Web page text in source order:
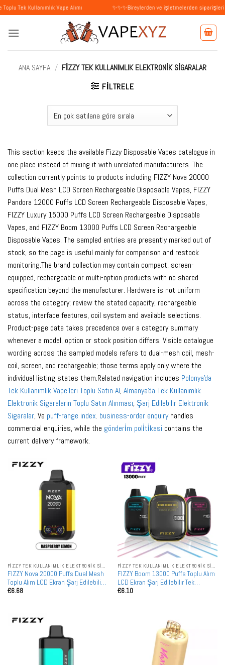
İçeriğe
atla
Kullanımlık Vape Alımı ✨✨✨Bireylerden ve işletmelerden siparişleri kabul
ANA SAYFA / FIZZY TEK KULLANIMLIK ELEKTRONIK SIGARALAR
FILTRELE
This section keeps the available Fizzy Disposable Vapes catalogue in
one place instead of mixing it with unrelated manufacturers. The
collection currently points to products including FIZZY Nova 20000
Puffs Dual Mesh LCD Screen Rechargeable Disposable Vapes, FIZZY
Pandora 12000 Puffs LCD Screen Rechargeable Disposable Vapes,
FIZZY Luxury 15000 Puffs LCD Screen Rechargeable Disposable
Vapes, and FIZZY Boom 13000 Puffs LCD Screen Rechargeable
Disposable Vapes. The sampled entries are presently marked out of
stock, so the page is useful mainly for comparison and restock
monitoring.The brand collection may contain compact, screen-
equipped, rechargeable or multi-option products with no shared
specification beyond the manufacturer. Hardware is not uniform
across the category; review the stated capacity, rechargeable
status, interface features, coil system and available selections.
Product-page data takes precedence over a category summary
whenever a model, option or stock position differs. Visible catalogue
wording across the sampled models refers to dual-mesh coil, mesh-
coil, screen, and rechargeable; those terms apply only where the
individual listing states them.Related navigation includes Polonya'da
Tek Kullanımlık Vape'leri Toplu Satın Al, Almanya'da Tek Kullanımlık
Elektronik Sigaraların Toplu Satın Alınması, Şarj Edilebilir Elektronik
Sigaralar, Ve puff-range index. business-order enquiryhandles
commercial enquiries, while the gönderi̇m poli̇ti̇kasi contains the
current delivery framework.
FIZZY TEK KULLANIMLIK ELEKTRONIK SIGARALAR
FIZZY Nova 20000 Puffs Dual Mesh
Toplu Alım LCD Ekran Şarj Edilebilir
Tek Kullanımlık Vape Toptan Satış
€6.68
FIZZY TEK KULLANIMLIK ELEKTRONIK SIGARALAR
FIZZY Boom 13000 Puffs Toplu Alım
LCD Ekran Şarj Edilebilir Tek
Kullanımlık Vape Toptan Satış
€6.10